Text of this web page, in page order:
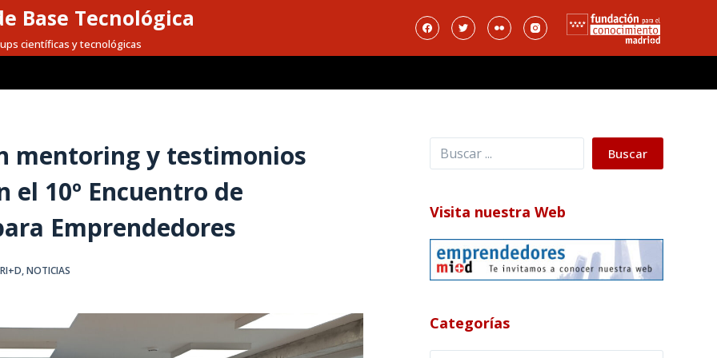
Base Tecnológica
científicas y tecnológicas
mentoring y testimonios
el 10º Encuentro de
Emprendedores
,NOTICIAS
Buscar Buscar
Visita nuestra Web
Categorías